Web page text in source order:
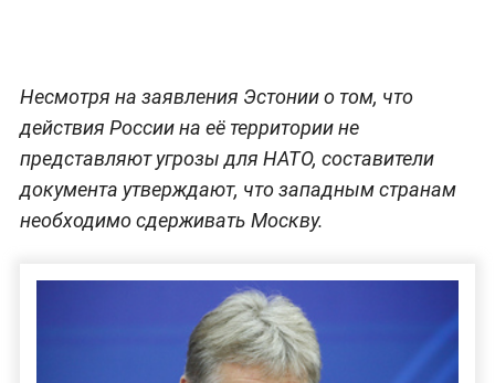
Несмотря на заявления Эстонии о том, что
действия России на её территории не
представляют угрозы для НАТО, составители
документа утверждают, что западным странам
необходимо сдерживать Москву.